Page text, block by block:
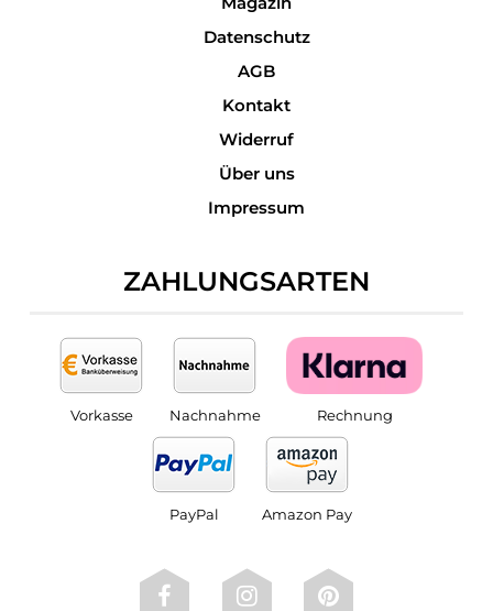
Datenschutz
AGB
Kontakt
Widerruf
Über uns
Impressum
ZAHLUNGSARTEN
Vorkasse Nachnahme Rechnung
PayPal Amazon Pay